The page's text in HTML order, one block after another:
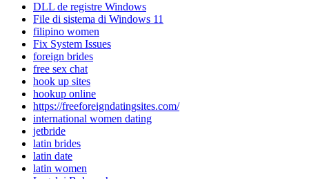
DLL de registre Windows
File di sistema di Windows 11
filipino women
Fix System Issues
foreign brides
free sex chat
hook up sites
hookup online
https://freeforeigndatingsites.com/
international women dating
jetbride
latin brides
latin date
latin women